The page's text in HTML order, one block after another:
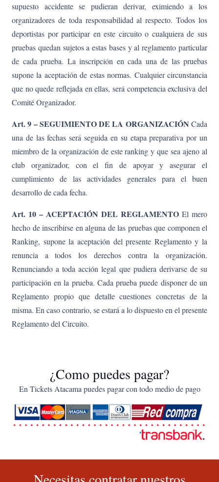
supuesto accidente se pudieran derivar, eximiendo a los
organizadores de toda responsabilidad al respecto. Todos los
deportistas por participar en este circuito o cualquiera de sus
pruebas quedan sujetos a estas bases y al reglamento particular
de cada prueba. La inscripción en cada una de las pruebas
supone la aceptación de estas normas. Cualquier circunstancia
que no quede reflejada en ellas, será competencia exclusiva del
Comité Organizador.
Art. 9 – SEGUIMIENTO DE LA ORGANIZACIÓN Cada
una de las fechas será seguida en su etapa preparativa por un
miembro de la organización de este ranking y que sea ajeno al
club organizador, con el fin de apoyar y asegurar el
cumplimiento de las actividades generales para el buen
desarrollo de cada fecha.
Art. 10 – ACEPTACIÓN DEL REGLAMENTO El mero
hecho de inscribirse en alguna de las pruebas que componen el
Ranking, supone la aceptación del presente Reglamento y la
renuncia a todos los derechos contra la organización.
Renunciando a toda acción legal que pudiera derivarse de su
participación en la prueba. Cada prueba puede disponer de un
Reglamento propio que detalle cuestiones concretas de la
misma. En caso contrario, se estará a lo dispuesto en el presente
Reglamento del Circuito.
¿Como puedes pagar?
En Tickets Atacama puedes pagar con todo medio de pago